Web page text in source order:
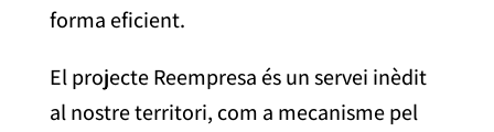
forma eficient.
El projecte Reempresa és un servei inèdit
al nostre territori, com a mecanisme pel